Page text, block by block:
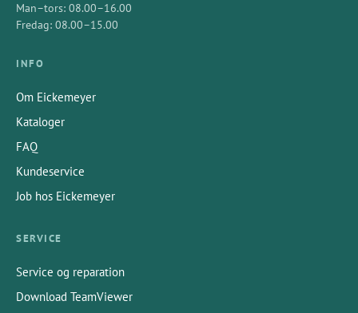
Man–tors: 08.00–16.00
Fredag: 08.00–15.00
INFO
Om Eickemeyer
Kataloger
FAQ
Kundeservice
Job hos Eickemeyer
SERVICE
Service og reparation
Download TeamViewer